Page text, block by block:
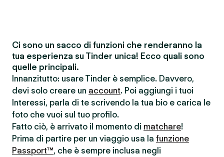
Ci sono un sacco di funzioni che renderanno la
tua esperienza su Tinder unica! Ecco quali sono
quelle principali.
Innanzitutto: usare Tinder è semplice. Davvero,
devi solo creare un account. Poi aggiungi i tuoi
Interessi, parla di te scrivendo la tua bio e carica le
foto che vuoi sul tuo profilo.
Fatto ciò, è arrivato il momento di matchare!
Prima di partire per un viaggio usa la funzione
Passport™, che è sempre inclusa negli